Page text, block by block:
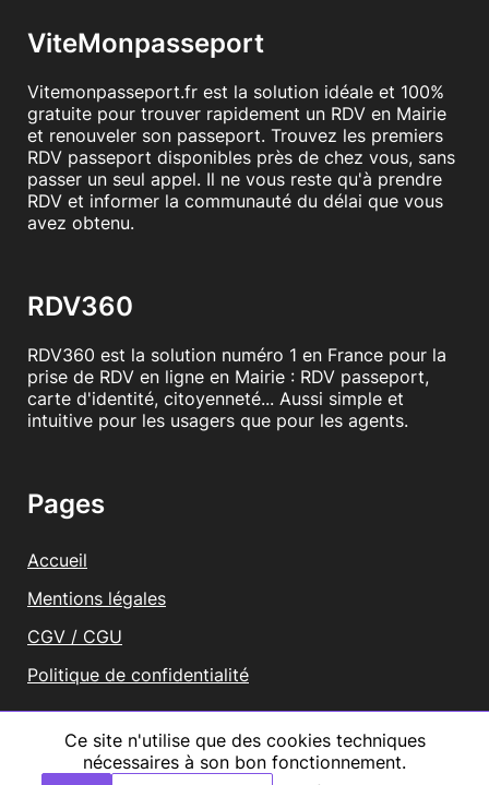
Ce site n'utilise que des cookies techniques
nécessaires à son bon fonctionnement.
ViteMonpasseport
Vitemonpasseport.fr est la solution idéale et 100%
gratuite pour trouver rapidement un RDV en Mairie
et renouveler son passeport. Trouvez les premiers
RDV passeport disponibles près de chez vous, sans
passer un seul appel. Il ne vous reste qu'à prendre
RDV et informer la communauté du délai que vous
avez obtenu.
RDV360
RDV360 est la solution numéro 1 en France pour la
prise de RDV en ligne en Mairie : RDV passeport,
carte d'identité, citoyenneté... Aussi simple et
intuitive pour les usagers que pour les agents.
Pages
Accueil
Mentions légales
CGV / CGU
Politique de confidentialité
Vous représentez une mairie ?